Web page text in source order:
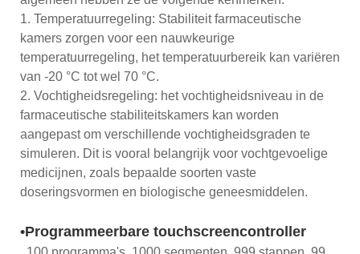
1. Temperatuurregeling: Stabiliteit farmaceutische
kamers zorgen voor een nauwkeurige
temperatuurregeling, het temperatuurbereik kan variëren
van -20 °C tot wel 70 °C.
2. Vochtigheidsregeling: het vochtigheidsniveau in de
farmaceutische stabiliteitskamers kan worden
aangepast om verschillende vochtigheidsgraden te
simuleren. Dit is vooral belangrijk voor vochtgevoelige
medicijnen, zoals bepaalde soorten vaste
doseringsvormen en biologische geneesmiddelen.
•Programmeerbare touchscreencontroller